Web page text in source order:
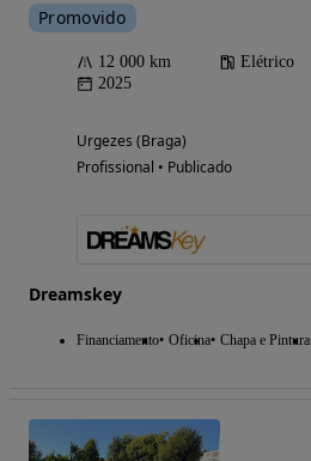
Promovido
12 000 km Elétrico
2025
Urgezes (Braga)
Profissional • Publicado
Dreamskey
Financiamento Oficina Chapa e Pintura